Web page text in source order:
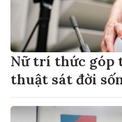
Nữ trí thức góp
thuật sát đời